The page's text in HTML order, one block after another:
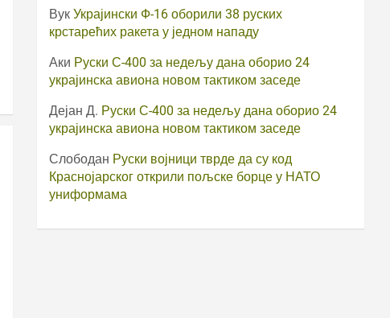
Вук Украјински Ф-16 оборили 38 руских
крстарећих ракета у једном нападу
Аки Руски С-400 за недељу дана оборио 24
украјинска авиона новом тактиком заседе
Дејан Д. Руски С-400 за недељу дана оборио 24
украјинска авиона новом тактиком заседе
Слободан Руски војници тврде да су код
Краснојарског открили пољске борце у НАТО
униформама